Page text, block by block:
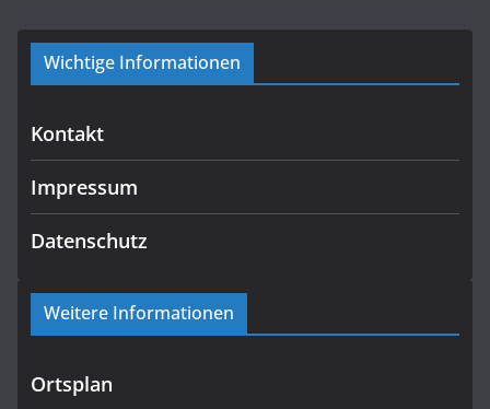
Wichtige Informationen
Kontakt
Impressum
Datenschutz
Weitere Informationen
Ortsplan